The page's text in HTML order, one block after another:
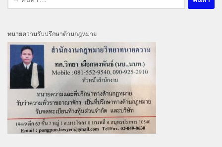
สำหรับ:
ทนายความรับปรึกษาด้านกฎหมาย